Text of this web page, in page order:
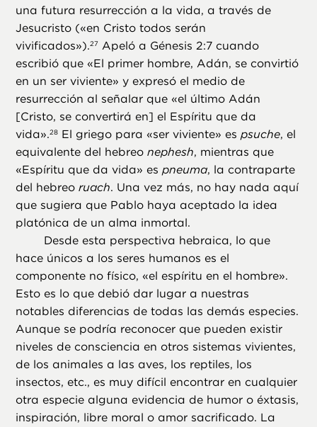
una futura resurrección a la vida, a través de
Jesucristo («en Cristo todos serán
vivificados»).27 Apeló a Génesis 2:7 cuando
escribió que «El primer hombre, Adán, se convirtió
en un ser viviente» y expresó el medio de
resurrección al señalar que «el último Adán
[Cristo, se convertirá en] el Espíritu que da
vida».28 El griego para «ser viviente» espsuche, el
equivalente del hebreonephesh, mientras que
«Espíritu que da vida» espneuma, la contraparte
del hebreoruach. Una vez más, no hay nada aquí
que sugiera que Pablo haya aceptado la idea
platónica de un alma inmortal.
Desde esta perspectiva hebraica, lo que
hace únicos a los seres humanos es el
componente no físico, «el espíritu en el hombre».
Esto es lo que debió dar lugar a nuestras
notables diferencias de todas las demás especies.
Aunque se podría reconocer que pueden existir
niveles de consciencia en otros sistemas vivientes,
de los animales a las aves, los reptiles, los
insectos, etc., es muy difícil encontrar en cualquier
otra especie alguna evidencia de humor o éxtasis,
inspiración, libre moral o amor sacrificado. La